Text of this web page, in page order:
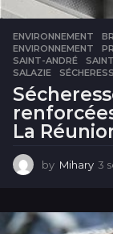
ENVIRONNEMENT
ENVIRONNEMENT
,
SAINT-ANDRÉ
,
SALAZIE
,
La
by Mihary 3